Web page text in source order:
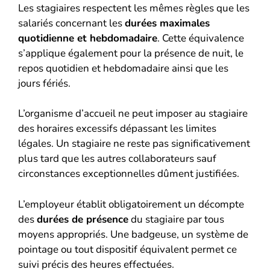
Les stagiaires respectent les mêmes règles que les
salariés concernant lesdurées maximales
quotidienne et hebdomadaire. Cette équivalence
s’applique également pour la présence de nuit, le
repos quotidien et hebdomadaire ainsi que les
jours fériés.
L’organisme d’accueil ne peut imposer au stagiaire
des horaires excessifs dépassant les limites
légales. Un stagiaire ne reste pas significativement
plus tard que les autres collaborateurs sauf
circonstances exceptionnelles dûment justifiées.
L’employeur établit obligatoirement un décompte
desdurées de présencedu stagiaire par tous
moyens appropriés. Une badgeuse, un système de
pointage ou tout dispositif équivalent permet ce
suivi précis des heures effectuées.